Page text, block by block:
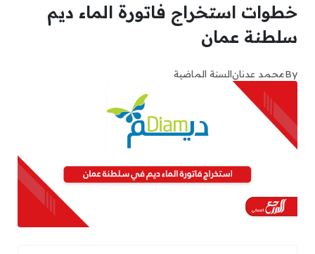
خطوات استخراج فاتورة الماء ديم
سلطنة عمان
Byمحمد عدنانالسنة الماضية